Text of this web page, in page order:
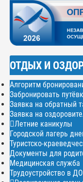
ОТДЫХ И
Алгоритм
Забронировать
Заявка на обратный
Заявка на
Летние каникулы
Городской лагерь
Туристско-
Документы для
Медицинская служба
Трудоустройство в